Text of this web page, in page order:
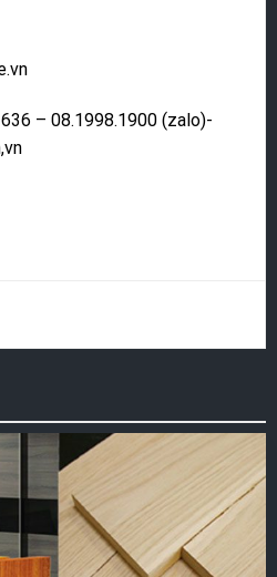
– 08.1998.1900 (zalo)-